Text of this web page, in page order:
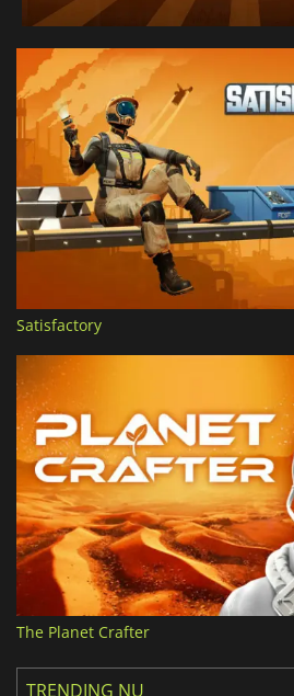
Satisfactory
The Planet Crafter
TRENDING NU